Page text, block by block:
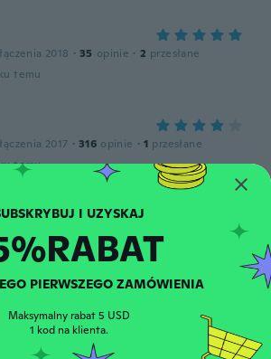
2018 · 35 opinie · 2 przesłane
temu
2017 · 316 opinie · 1 przesłane
temu
2017 317 opinie · 205
2019 45
PIERWSZEGO ZAMÓWIENIA
Maksymalny rabat 5 USD
1 kod na klienta.